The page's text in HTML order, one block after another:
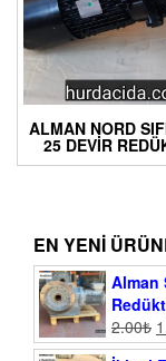
ALMAN NORD
25 DEVIR
EN YENI
Alman
2.00₺